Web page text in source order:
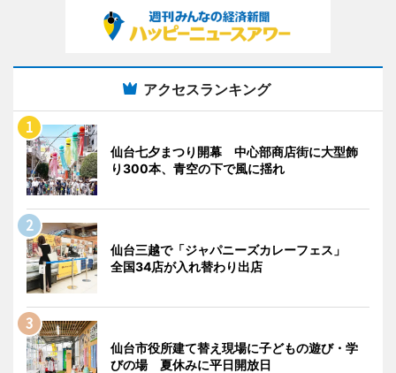
アクセスランキング
仙台七夕まつり開幕 中心部商店街に大型飾
り300本、青空の下で風に揺れ
仙台三越で「ジャパニーズカレーフェス」
全国34店が入れ替わり出店
仙台市役所建て替え現場に子どもの遊び・学
びの場 夏休みに平日開放日